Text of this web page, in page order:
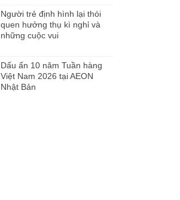
Người trẻ định hình lại thói
quen hưởng thụ kì nghỉ và
những cuộc vui
Dấu ấn 10 năm Tuần hàng
Việt Nam 2026 tại AEON
Nhật Bản